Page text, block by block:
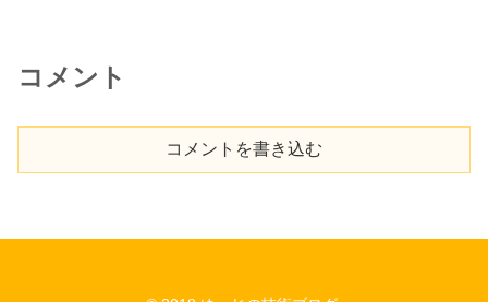
コメント
コメントを書き込む